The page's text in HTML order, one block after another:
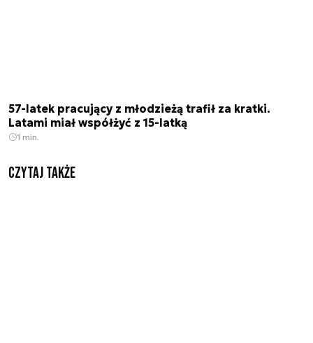
57-latek pracujący z młodzieżą trafił za kratki.
Latami miał współżyć z 15-latką
1 min.
Czytaj także